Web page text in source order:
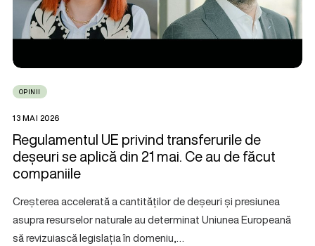
OPINII
13 MAI 2026
Regulamentul UE privind transferurile de
deșeuri se aplică din 21 mai. Ce au de făcut
companiile
Creșterea accelerată a cantităților de deșeuri și presiunea
asupra resurselor naturale au determinat Uniunea Europeană
să revizuiască legislația în domeniu,…